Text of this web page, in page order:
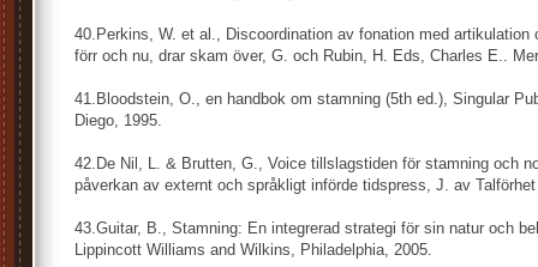
40.Perkins, W. et al., Discoordination av fonation med artikulation
förr och nu, drar skam över, G. och Rubin, H. Eds, Charles E..
41.Bloodstein, O., en handbok om stamning (5th ed.), Singular
Diego, 1995.
42.De Nil, L. & Brutten, G., Voice tillslagstiden för stamning och
påverkan av externt och språkligt införde tidspress, J. av
43.Guitar, B., Stamning: En integrerad strategi för sin natur och
Lippincott Williams and Wilkins, Philadelphia, 2005.